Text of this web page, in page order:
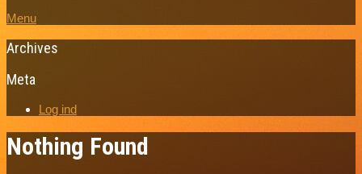
Menu
Archives
Meta
Log ind
Nothing Found